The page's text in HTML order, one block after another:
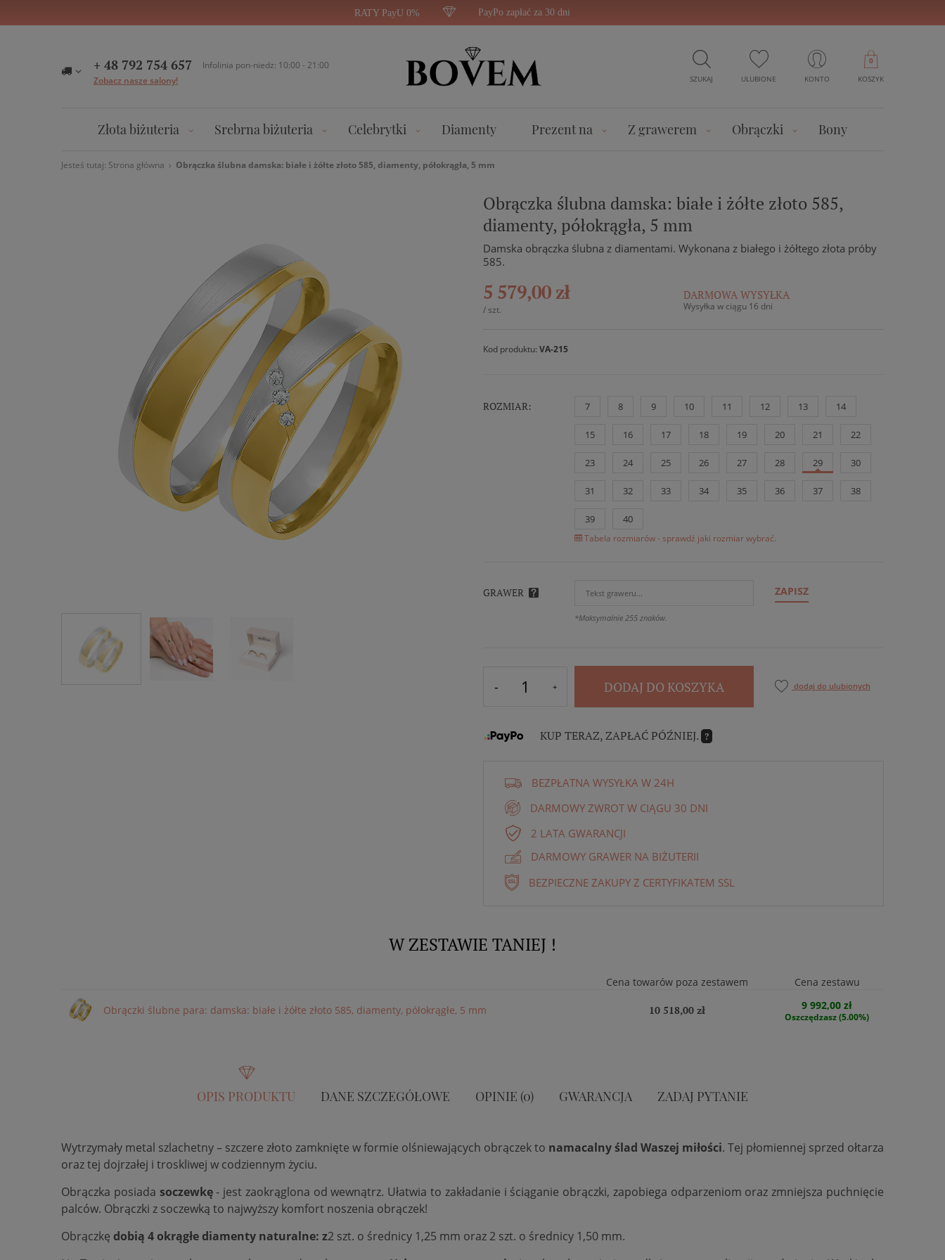
RATY PayU 0% PayPo zapłać za 30 dni
+ 48 792 754 657
Infolinia pon-niedz: 10:00 - 21:00
Zobacz nasze salony!
SZUKAJ ULUBIONE KONTO KOSZYK
0
Złota biżuteria Srebrna biżuteria Celebrytki Diamenty Prezent na Z grawerem Obrączki Bony
Jesteś tutaj: Strona główna Obrączka ślubna damska: białe i żółte złoto 585, diamenty, półokrągła, 5 mm
Obrączka ślubna damska: białe i żółte złoto 585,
diamenty, półokrągła, 5 mm
Damska obrączka ślubna z diamentami. Wykonana z białego i żółtego złota próby
585.
5 579,00 zł
/ szt.
DARMOWA WYSYŁKA
Wysyłka w ciągu 16 dni
Kod produktu: VA-215
ROZMIAR: 7 8 9 10 11 12 13 14
15 16 17 18 19 20 21 22
23 24 25 26 27 28 29 30
31 32 33 34 35 36 37 38
39 40
Tabela rozmiarów - sprawdź jaki rozmiar wybrać.
GRAWER ZAPISZ
*Maksymalnie 255 znaków.
DODAJ DO KOSZYKA dodaj do ulubionych
KUP TERAZ, ZAPŁAĆ PÓŹNIEJ. ?
BEZPŁATNA WYSYŁKA W 24H
DARMOWY ZWROT W CIĄGU 30 DNI
2 LATA GWARANCJI
DARMOWY GRAWER NA BIŻUTERII
BEZPIECZNE ZAKUPY Z CERTYFIKATEM SSL
W ZESTAWIE TANIEJ !
Cena towarów poza zestawem Cena zestawu
Obrączki ślubne para: damska: białe i żółte złoto 585, diamenty, półokrągłe, 5 mm 10 518,00 zł 9 992,00 zł
Oszczędzasz (5.00%)
OPIS PRODUKTU DANE SZCZEGÓŁOWE OPINIE (0) GWARANCJA ZADAJ PYTANIE
Wytrzymały metal szlachetny – szczere złoto zamknięte w formie olśniewających obrączek to namacalny ślad Waszej miłości. Tej płomiennej sprzed ołtarza
oraz tej dojrzałej i troskliwej w codziennym życiu.
Obrączka posiada soczewkę- jest zaokrąglona od wewnątrz. Ułatwia to zakładanie i ściąganie obrączki, zapobiega odparzeniom oraz zmniejsza puchnięcie
palców. Obrączki z soczewką to najwyższy komfort noszenia obrączek!
Obrączkę dobią 4 okrągłe diamenty naturalne: z2 szt. o średnicy 1,25 mm oraz 2 szt. o średnicy 1,50 mm.